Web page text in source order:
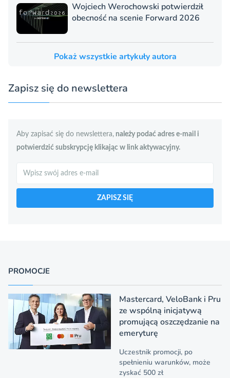
Wojciech Werochowski potwierdził
obecność na scenie Forward 2026
Pokaż wszystkie artykuły autora
Zapisz się do newslettera
Aby zapisać się do newslettera, należy podać adres e-mail i
potwierdzić subskrypcję klikając w link aktywacyjny.
ZAPISZ SIĘ
PROMOCJE
Mastercard, VeloBank i Pru
ze wspólną inicjatywą
promującą oszczędzanie na
emeryturę
Uczestnik promocji, po
spełnieniu warunków, może
zyskać 500 zł